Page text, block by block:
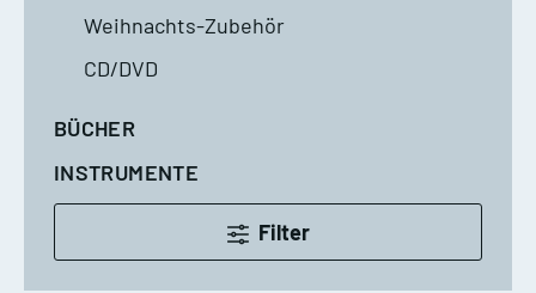
Weihnachts-Zubehör
CD/DVD
BÜCHER
INSTRUMENTE
Filter